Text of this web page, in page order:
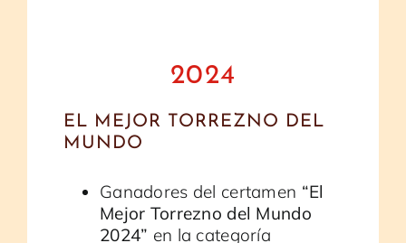
2024
EL MEJOR TORREZNO DEL
MUNDO
Ganadores del certamen “El
Mejor Torrezno del Mundo
2024” en la categoría